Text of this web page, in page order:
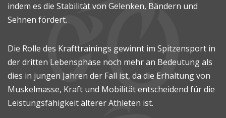
indem es die Stabilität von Gelenken, Bändern und
Sehnen fördert.
Die Rolle des Krafttrainings gewinnt im Spitzensport in
der dritten Lebensphase noch mehr an Bedeutung als
dies in jungen Jahren der Fall ist, da die Erhaltung von
Muskelmasse, Kraft und Mobilität entscheidend für die
Leistungsfähigkeit älterer Athleten ist.